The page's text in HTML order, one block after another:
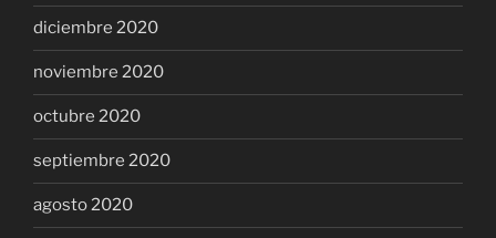
diciembre 2020
noviembre 2020
octubre 2020
septiembre 2020
agosto 2020